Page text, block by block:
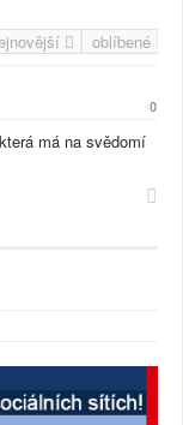
oblíbené
0
má na svědomí